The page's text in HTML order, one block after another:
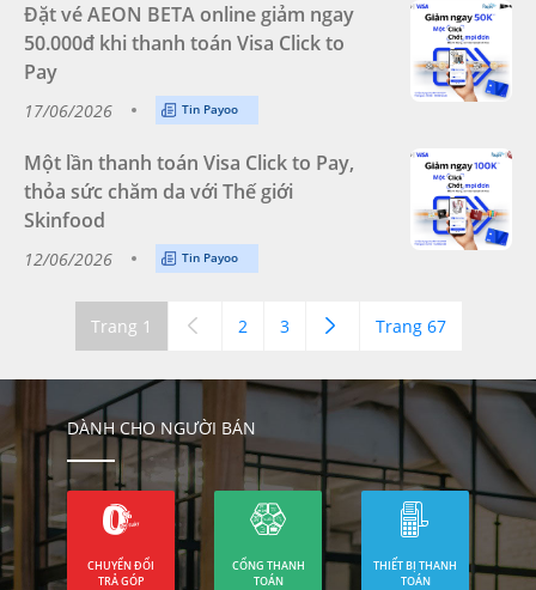
Đặt vé AEON BETA online giảm ngay
50.000đ khi thanh toán Visa Click to
Pay
17/06/2026 Tin Payoo
Một lần thanh toán Visa Click to Pay,
thỏa sức chăm da với Thế giới
Skinfood
12/06/2026 Tin Payoo
Trang 1 2 3 Trang 67
DÀNH CHO NGƯỜI BÁN
CHUYỂN ĐỔI
TRẢ GÓP
CỔNG THANH
TOÁN
THIẾT BỊ THANH
TOÁN